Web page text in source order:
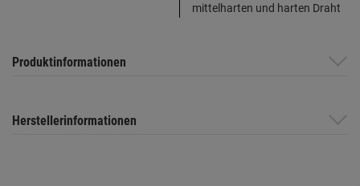
mittelharten und harten Draht
Produktinformationen
Herstellerinformationen